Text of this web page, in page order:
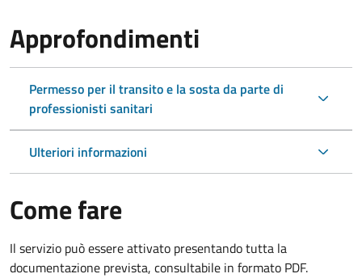
Approfondimenti
Permesso per il transito e la sosta da parte di
professionisti sanitari
Ulteriori informazioni
Come fare
Il servizio può essere attivato presentando tutta la
documentazione prevista, consultabile in formato PDF.